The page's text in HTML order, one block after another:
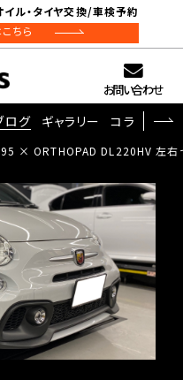
ル・タイヤ交換/車検予約
ちら
お問い合わせ
ログ ギャラリー コラム
× ORTHOPAD DL220HV 左右